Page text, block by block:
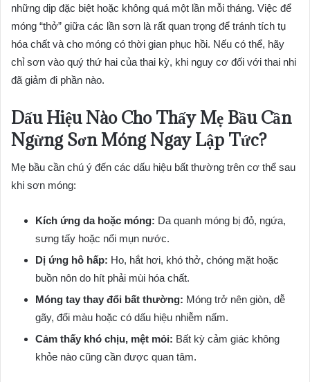
những dịp đặc biệt hoặc không quá một lần mỗi tháng. Việc để
móng “thở” giữa các lần sơn là rất quan trọng để tránh tích tụ
hóa chất và cho móng có thời gian phục hồi. Nếu có thể, hãy
chỉ sơn vào quý thứ hai của thai kỳ, khi nguy cơ đối với thai nhi
đã giảm đi phần nào.
Dấu Hiệu Nào Cho Thấy Mẹ Bầu Cần
Ngừng Sơn Móng Ngay Lập Tức?
Mẹ bầu cần chú ý đến các dấu hiệu bất thường trên cơ thể sau
khi sơn móng:
Kích ứng da hoặc móng: Da quanh móng bị đỏ, ngứa,
sưng tấy hoặc nổi mụn nước.
Dị ứng hô hấp: Ho, hắt hơi, khó thở, chóng mặt hoặc
buồn nôn do hít phải mùi hóa chất.
Móng tay thay đổi bất thường: Móng trở nên giòn, dễ
gãy, đổi màu hoặc có dấu hiệu nhiễm nấm.
Cảm thấy khó chịu, mệt mỏi: Bất kỳ cảm giác không
khỏe nào cũng cần được quan tâm.